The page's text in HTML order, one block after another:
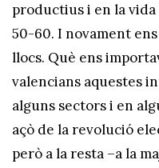
productius i en la
50-60. I novament
llocs. Què ens
valencians aquestes
alguns sectors i en
açò de la revolució
però a la resta –a la